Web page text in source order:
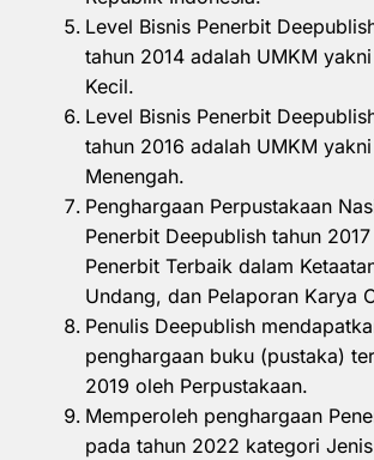
Level Bisnis Penerbit
tahun 2014 adalah UMKM
Kecil.
Level Bisnis Penerbit
tahun 2016 adalah UMKM
Menengah.
Penghargaan Perpustakaan
Penerbit Deepublish tahun
Penerbit Terbaik dalam
Undang, dan Pelaporan Karya
Penulis Deepublish
penghargaan buku (pustaka)
2019 oleh Perpustakaan.
Memperoleh penghargaan
pada tahun 2022 kategori